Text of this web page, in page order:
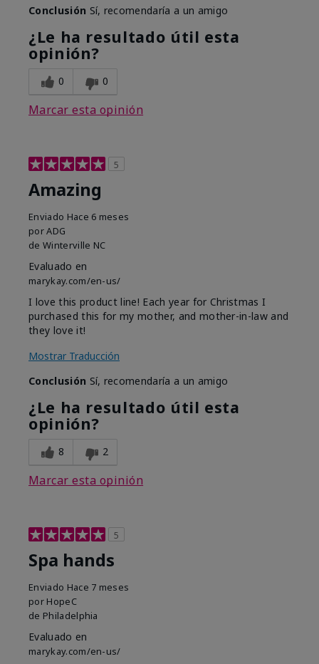
Conclusión Sí, recomendaría a un amigo
¿Le ha resultado útil esta
opinión?
0 0
Marcar esta opinión
5
Amazing
Enviado Hace 6 meses
porADG
de Winterville NC
Evaluado en
marykay.com/en-us/
I love this product line! Each year for Christmas I
purchased this for my mother, and mother-in-law and
they love it!
Mostrar Traducción
Conclusión Sí, recomendaría a un amigo
¿Le ha resultado útil esta
opinión?
8 2
Marcar esta opinión
5
Spa hands
Enviado Hace 7 meses
por HopeC
de Philadelphia
Evaluado en
marykay.com/en-us/